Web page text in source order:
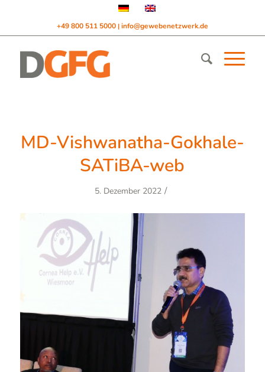
+49 800 511 5000 | info@gewebenetzwerk.de
MD-Vishwanatha-Gokhale-
SATiBA-web
5. Dezember 2022 /